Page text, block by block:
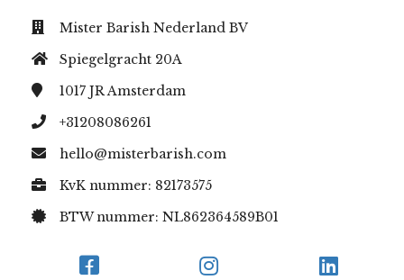
Mister Barish Nederland BV
Spiegelgracht 20A
1017 JRAmsterdam
+31208086261
hello@misterbarish.com
KvK nummer: 82173575
BTW nummer: NL862364589B01